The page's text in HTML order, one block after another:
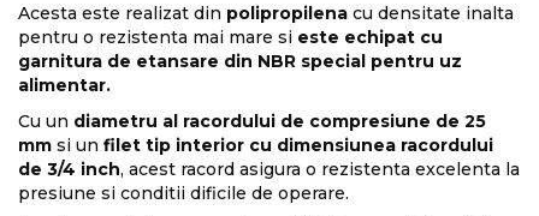
Acesta este realizat din polipropilena cu densitate inalta
pentru o rezistenta mai mare si este echipat cu
garnitura de etansare din NBR special pentru uz
alimentar.
Cu un diametru al racordului de compresiune de 25
mm si un filet tip interior cu dimensiunea racordului
de 3/4 inch, acest racord asigura o rezistenta excelenta la
presiune si conditii dificile de operare.